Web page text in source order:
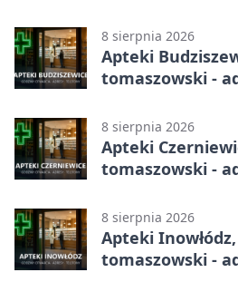
8 sierpnia 2026
Apteki
tomaszowski -
8 sierpnia 2026
Apteki
tomaszowski -
8 sierpnia 2026
Apteki
tomaszowski -